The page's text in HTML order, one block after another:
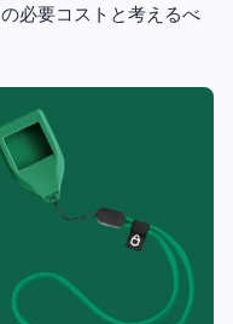
必要コストと考えるべ